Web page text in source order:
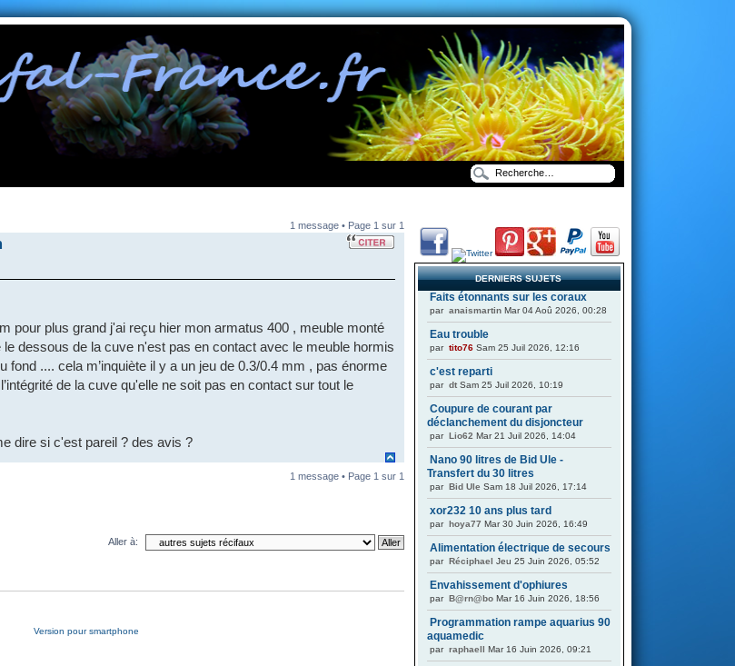
1 message • Page 1 sur 1
pour plus grand j'ai reçu hier mon armatus 400 , meuble monté
dessous de la cuve n'est pas en contact avec le meuble hormis
fond .... cela m’inquiète il y a un jeu de 0.3/0.4 mm , pas énorme
de la cuve qu'elle ne soit pas en contact sur tout le
dire si c'est pareil ? des avis ?
1 message • Page 1 sur 1
Aller à:
Version pour smartphone
DERNIERS SUJETS
Faits étonnants sur les coraux
par anaismartin Mar 04 Aoû 2026, 00:28
Eau trouble
par tito76 Sam 25 Juil 2026, 12:16
c'est reparti
par dt Sam 25 Juil 2026, 10:19
Coupure de courant par
déclanchement du disjoncteur
par Lio62 Mar 21 Juil 2026, 14:04
Nano 90 litres de Bid Ule -
Transfert du 30 litres
par Bid Ule Sam 18 Juil 2026, 17:14
xor232 10 ans plus tard
par hoya77 Mar 30 Juin 2026, 16:49
Alimentation électrique de secours
par Réciphael Jeu 25 Juin 2026, 05:52
Envahissement d'ophiures
par B@rn@bo Mar 16 Juin 2026, 18:56
Programmation rampe aquarius 90
aquamedic
par raphaell Mar 16 Juin 2026, 09:21